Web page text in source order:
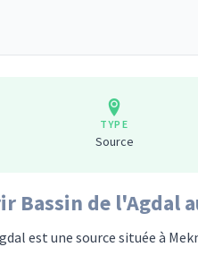
TYPE
Source
Bassin de l'Agdal
est une source située à